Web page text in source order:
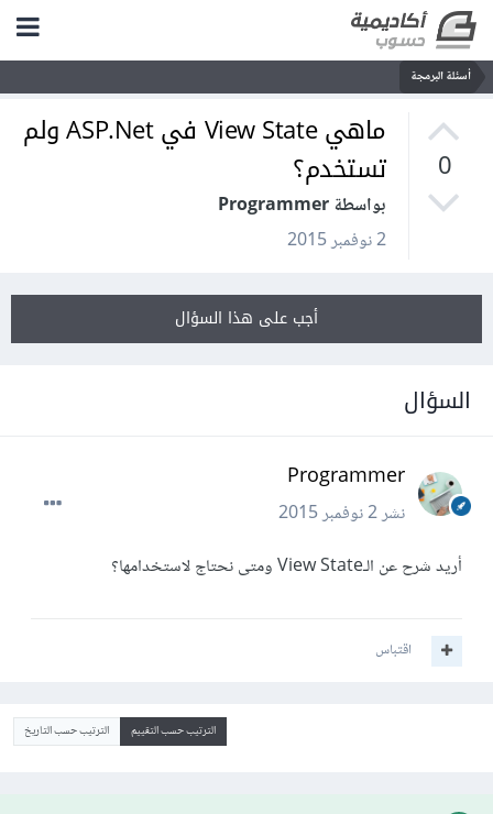
أسئلة البرمجة
0
ماهي View State في ASP.Net ولم
تستخدم؟
بواسطة Programmer
2 نوفمبر 2015
أجب على هذا السؤال
السؤال
Programmer
نشر2 نوفمبر 2015
أريد شرح عن الـView State ومتى نحتاج لاستخدامها؟
اقتباس
الترتيب حسب التقييم الترتيب حسب التاريخ